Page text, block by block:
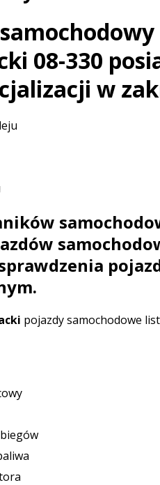
Palou
WYŚCIGOWE
[ 30 lipca 2026 ] Kia
PIERWSZE JAZDY
08-330
w
pojazdy samochodowe